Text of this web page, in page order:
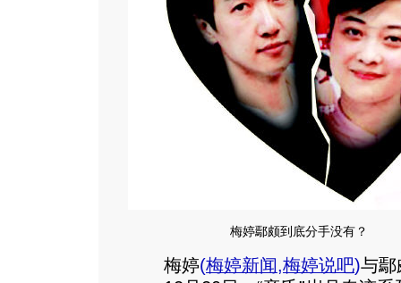
梅婷鄢颇到底分手没有？
梅婷(梅婷新闻,梅婷说吧)与鄢